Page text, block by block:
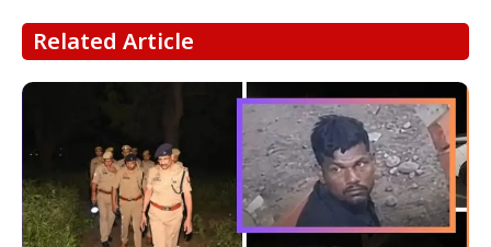
Related Article